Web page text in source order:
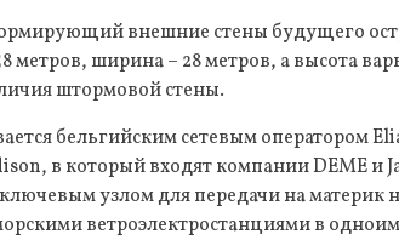
внешние стены будущего
метров, ширина – 28 метров, а высота
штормовой стены.
бельгийским сетевым оператором
в который входят компании DEME и
узлом для передачи на материк
ветроэлектростанциями в